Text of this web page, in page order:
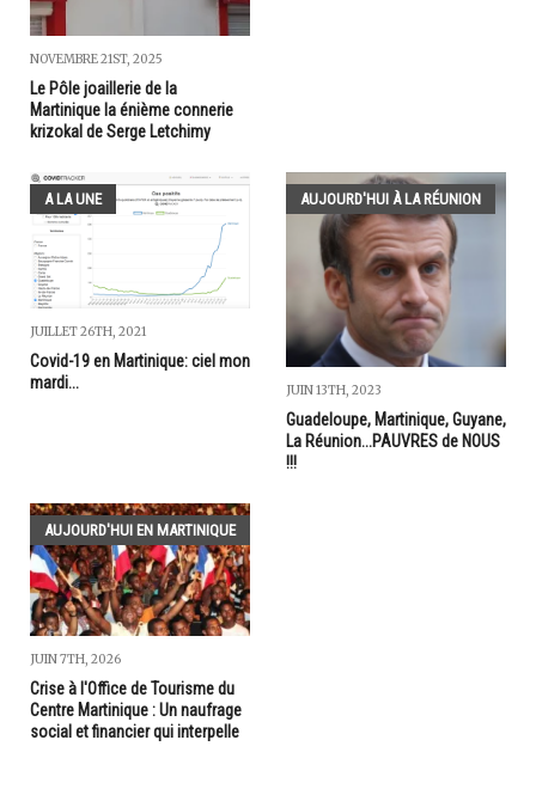
NOVEMBRE 21ST, 2025
Le Pôle joaillerie de la
Martinique la énième connerie
krizokal de Serge Letchimy
A LA UNE
JUILLET 26TH, 2021
Covid-19 en Martinique: ciel mon
mardi...
AUJOURD'HUI À LA RÉUNION
JUIN 13TH, 2023
Guadeloupe, Martinique, Guyane,
La Réunion...PAUVRES de NOUS
!!!
AUJOURD'HUI EN MARTINIQUE
JUIN 7TH, 2026
Crise à l'Office de Tourisme du
Centre Martinique : Un naufrage
social et financier qui interpelle